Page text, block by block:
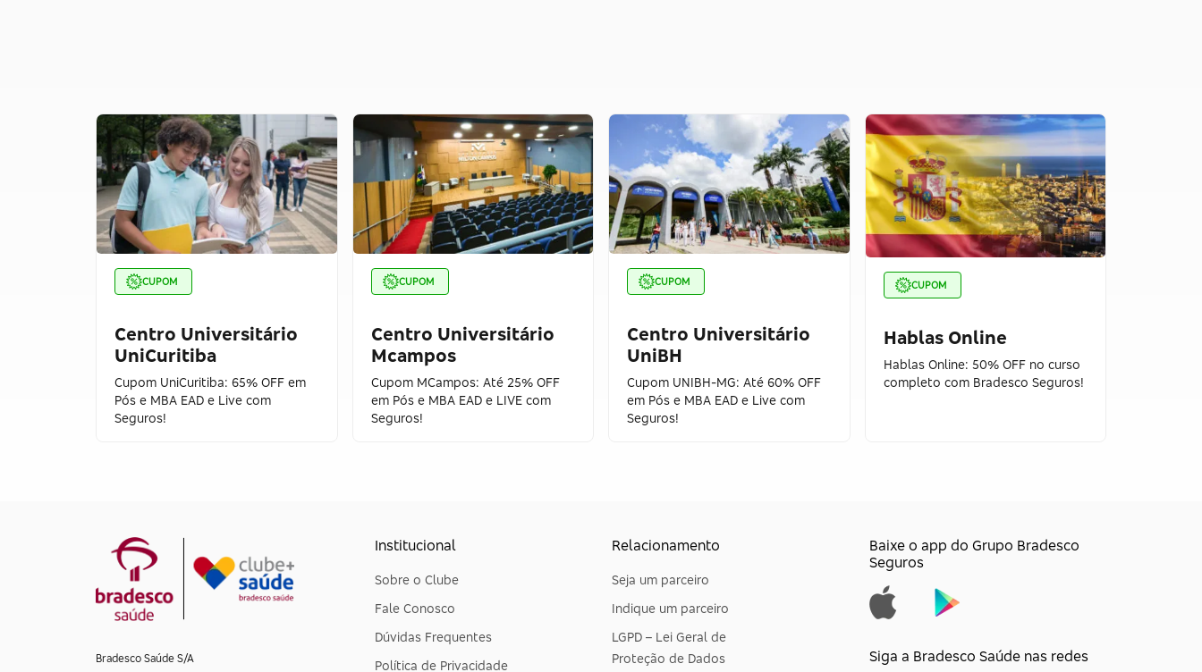
CUPOM
Centro Universitário
UniCuritiba
Cupom UniCuritiba: 65% OFF em
Pós e MBA EAD e Live com
Seguros!
CUPOM
Centro Universitário
Mcampos
Cupom MCampos: Até 25% OFF
em Pós e MBA EAD e LIVE com
Seguros!
CUPOM
Centro Universitário
UniBH
Cupom UNIBH-MG: Até 60% OFF
em Pós e MBA EAD e Live com
Seguros!
CUPOM
Hablas Online
Hablas Online: 50% OFF no curso
completo com Bradesco Seguros!
Bradesco Saúde S/A
Institucional
Sobre o Clube
Fale Conosco
Dúvidas Frequentes
Política de Privacidade
Relacionamento
Seja um parceiro
Indique um parceiro
LGPD – Lei Geral de
Proteção de Dados
Baixe o app do Grupo Bradesco
Seguros
Siga a Bradesco Saúde nas redes